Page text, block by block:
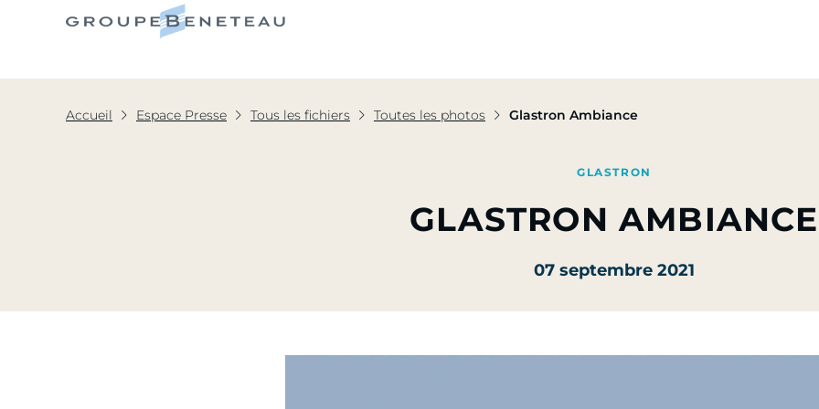
Accueil Espace Presse Tous les fichiers Toutes les photos Glastron Ambiance
GLASTRON
GLASTRON AMBIANCE
07 septembre 2021